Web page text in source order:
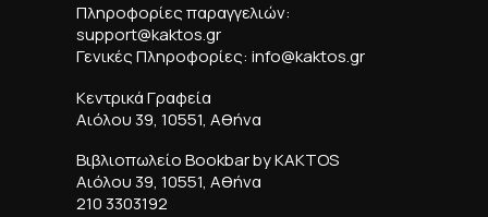
Πληροφορίες παραγγελιών:
support@kaktos.gr
Γενικές Πληροφορίες: info@kaktos.gr
Κεντρικά Γραφεία
Αιόλου 39, 10551, Αθήνα
Βιβλιοπωλείο Bookbar by KAKTOS
Αιόλου 39, 10551, Αθήνα
210 3303192